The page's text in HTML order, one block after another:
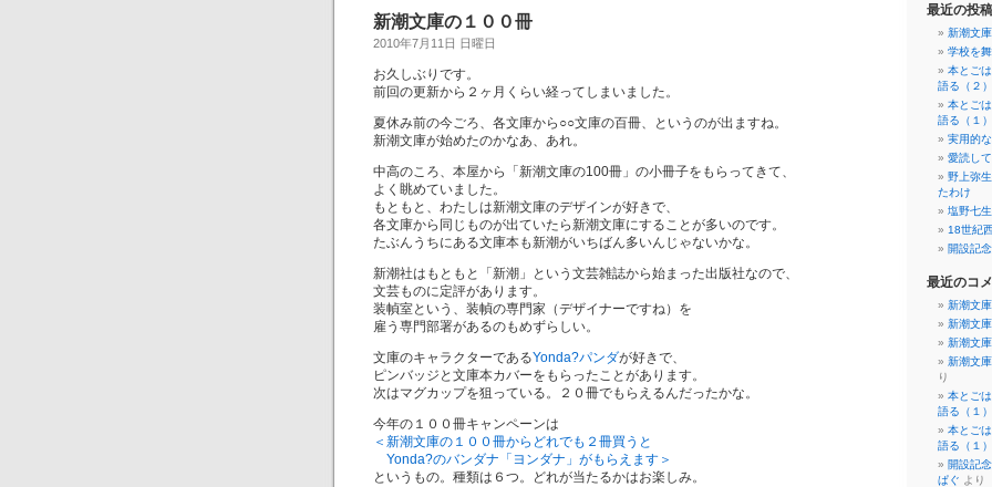
新潮文庫の１００冊
2010年7月11日 日曜日
お久しぶりです。
前回の更新から２ヶ月くらい経ってしまいました。
夏休み前の今ごろ、各文庫から○○文庫の百冊、というのが出ますね。
新潮文庫が始めたのかなあ、あれ。
中高のころ、本屋から「新潮文庫の100冊」の小冊子をもらってきて、
よく眺めていました。
もともと、わたしは新潮文庫のデザインが好きで、
各文庫から同じものが出ていたら新潮文庫にすることが多いのです。
たぶんうちにある文庫本も新潮がいちばん多いんじゃないかな。
新潮社はもともと「新潮」という文芸雑誌から始まった出版社なので、
文芸ものに定評があります。
装幀室という、装幀の専門家（デザイナーですね）を
雇う専門部署があるのもめずらしい。
文庫のキャラクターであるYonda?パンダが好きで、
ピンバッジと文庫本カバーをもらったことがあります。
次はマグカップを狙っている。２０冊でもらえるんだったかな。
今年の１００冊キャンペーンは
＜新潮文庫の１００冊からどれでも２冊買うと
Yonda?のバンダナ「ヨンダナ」がもらえます＞
というもの。種類は６つ。どれが当たるかはお楽しみ。
最近の投稿
新潮文
学校を
本とご
語る（２）
本とご
語る（１）
実用的
愛読し
野上弥
たわけ
塩野七
18世紀
開設記
最近のコ
新潮文
新潮文
新潮文
新潮文
り
本とご
語る（１）
本とご
語る（１）
開設記
ぱぐ より